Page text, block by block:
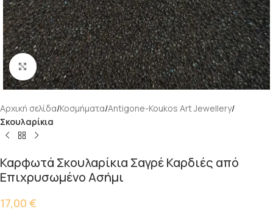
Κάντε κλικ για μεγέθυνση
Αρχική σελίδα Κοσμήματα Antigone-Koukos Art Jewellery
Σκουλαρίκια
Καρφωτά Σκουλαρίκια Σαγρέ Καρδιές από
Επιχρυσωμένο Ασήμι
17,00 €